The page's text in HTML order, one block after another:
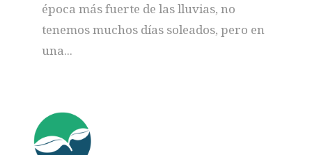
época más fuerte de las lluvias, no
tenemos muchos días soleados, pero en
una...